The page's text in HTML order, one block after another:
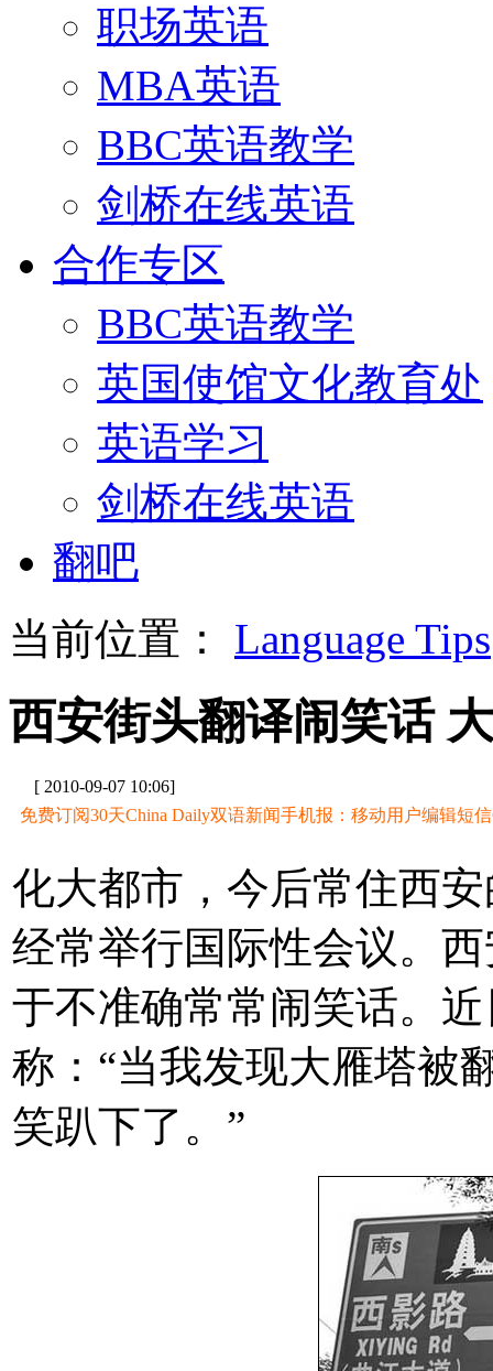
职场英语
MBA英语
BBC英语教学
剑桥在线英语
合作专区
BBC英语教学
英国使馆文化教育处
英语学习
剑桥在线英语
翻吧
当前位置： Language Tips
西安街头翻译闹笑话
[ 2010-09-07 10:06]
免费订阅30天China Daily双语新闻手机报：移动用户编辑短信
化大都市，今后常住西
经常举行国际性会议。
于不准确常常闹笑话。
称：“当我发现大雁塔被
笑趴下了。”